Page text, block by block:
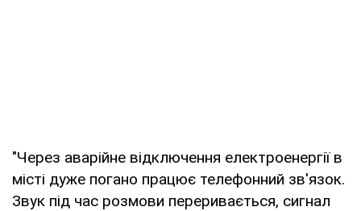
"Через аварійне відключення електроенергії в
місті дуже погано працює телефонний зв'язок.
Звук під час розмови переривається, сигнал